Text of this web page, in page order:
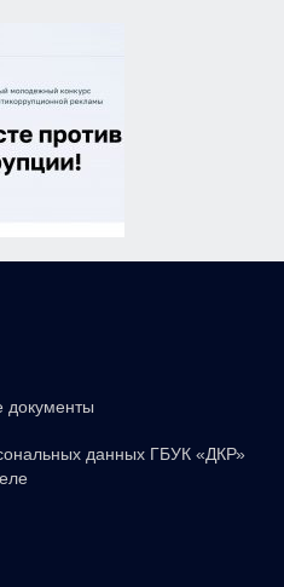
документы
данных ГБУК «ДКР»